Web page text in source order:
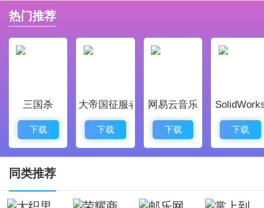
6、支持语音搜索及快捷交易功能，极大提高购物便利性
和效率。
一淘应用亮点：
2、用户能在这里获取商品历史折扣以及及时的降价提
醒，帮助做出更明智的消费决策。
3、搜索功能强大，用户只需输入关键词，想要的商品信
息尽在眼前。
热门推荐
三国杀
下载
大帝国征服者
下载
网易云音乐
下载 下载
同类推荐